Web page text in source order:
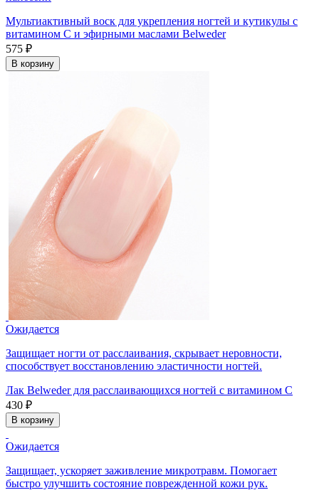
Мультиактивный воск для укрепления ногтей и кутикулы с
витамином C и эфирными маслами Belweder
575 ₽
В корзину
Ожидается
Защищает ногти от расслаивания, скрывает неровности,
способствует восстановлению эластичности ногтей.
Лак Belweder для расслаивающихся ногтей с витамином С
430 ₽
В корзину
Ожидается
Защищает, ускоряет заживление микротравм. Помогает
быстро улучшить состояние поврежденной кожи рук.